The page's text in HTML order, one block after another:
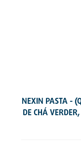
NEXIN PASTA -
DE CHÁ